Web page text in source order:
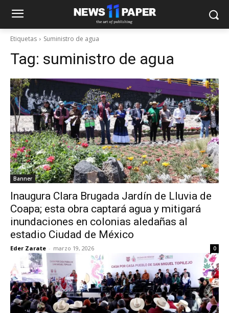
Etiquetas Suministro de agua
Tag: suministro de agua
Banner
Inaugura Clara Brugada Jardín de Lluvia de
Coapa; esta obra captará agua y mitigará
inundaciones en colonias aledañas al
estadio Ciudad de México
Eder Zarate - marzo 19, 2026 0